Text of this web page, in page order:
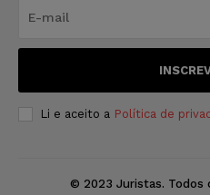
Li e aceito a Política de
© 2023 Juristas. Todos